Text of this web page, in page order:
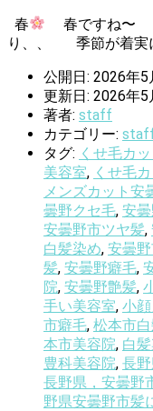
春
春ですね〜
り、、 季節が着実
公開日: 2026年5
更新日: 2026年5
著者: staff
カテゴリー:
タグ: くせ毛カ
美容室, くせ毛
メンズカット安
曇野クセ毛, 安
安曇野市ツヤ髪,
白髪染め, 安曇
髪, 安曇野癖毛,
院, 安曇野艶髪,
手い美容室, 小
市癖毛, 松本市
本市美容院, 白
豊科美容院, 長
長野県，安曇野
野県安曇野市髪